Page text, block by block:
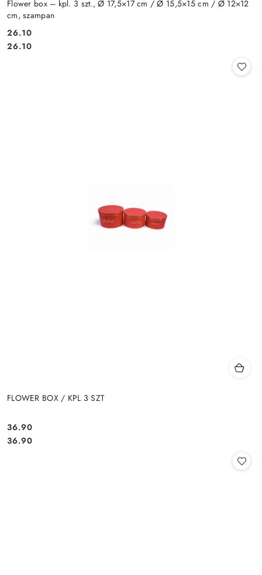
Flower box – kpl. 3 szt., Ø 17,5×17 cm / Ø 15,5×15 cm / Ø 12×12
cm, szampan
Cena:
26.10
Cena:
26.10
FLOWER BOX / KPL 3 SZT
Cena:
36.90
Cena:
36.90